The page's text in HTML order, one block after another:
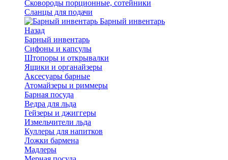
Сковороды порционные, сотейники
Сланцы для подачи
Барный инвентарь
Назад
Барный инвентарь
Сифоны и капсулы
Штопоры и открывалки
Ящики и органайзеры
Аксесуары барные
Атомайзеры и риммеры
Барная посуда
Ведра для льда
Гейзеры и джиггеры
Измельчители льда
Куллеры для напитков
Ложки бармена
Мадлеры